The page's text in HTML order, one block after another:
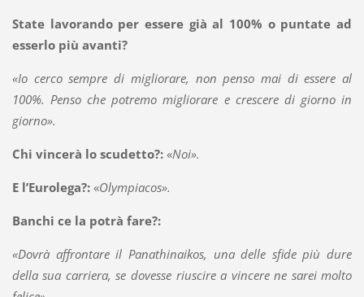
State lavorando per essere già al 100% o puntate ad
esserlo più avanti?
«Io cerco sempre di migliorare, non penso mai di essere al
100%. Penso che potremo migliorare e crescere di giorno in
giorno».
Chi vincerà lo scudetto?:«Noi».
E l’Eurolega?:«Olympiacos».
Banchi ce la potrà fare?:
«Dovrà affrontare il Panathinaikos, una delle sfide più dure
della sua carriera, se dovesse riuscire a vincere ne sarei molto